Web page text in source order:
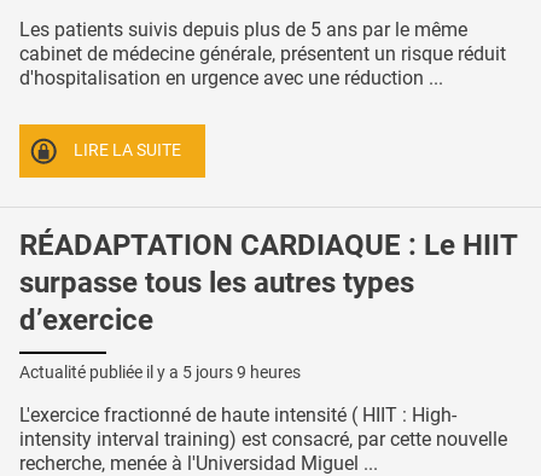
Les patients suivis depuis plus de 5 ans par le même
cabinet de médecine générale, présentent un risque réduit
d'hospitalisation en urgence avec une réduction ...
LIRE LA SUITE
RÉADAPTATION CARDIAQUE : Le HIIT
surpasse tous les autres types
d’exercice
Actualité publiée il y a 5 jours 9 heures
L'exercice fractionné de haute intensité ( HIIT : High-
intensity interval training) est consacré, par cette nouvelle
recherche, menée à l'Universidad Miguel ...